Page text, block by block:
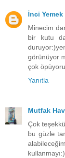
İnci Yemek
Minecim
bir kutu
görünüyor
çok
Yanıtla
Mutfak
Çok
bu güzle
kullanmayı:)